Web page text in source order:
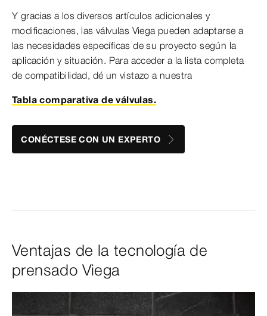
Y gracias a los diversos artículos adicionales y
modificaciones, las válvulas Viega pueden adaptarse a
las necesidades específicas de su proyecto según la
aplicación y situación. Para acceder a la lista completa
de compatibilidad, dé un vistazo a nuestra
Tabla comparativa de válvulas.
CONÉCTESE CON UN EXPERTO
Ventajas de la tecnología de
prensado Viega